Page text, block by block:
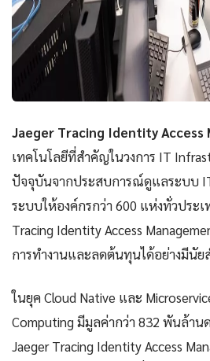
Jaeger Tracing Identity Access
เทคโนโลยีที่สำคัญในวงการ IT
ปัจจุบันจากประสบการณ์ดูแลระบบ
ระบบให้องค์กรกว่า 600 แห่งทั่วประ
Tracing Identity Access
การทำงานและลดต้นทุนได้อย่างมีนั
ในยุค Cloud Native และ
Computing มีมูลค่ากว่า 832 พันล้าน
Jaeger Tracing Identity Access